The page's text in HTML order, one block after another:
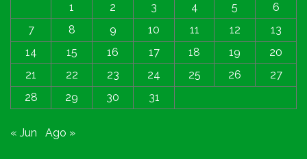
1
2 3 4 5
6
7
8 9 10 11 12
13
14
15 16 17 18 19
20
21
22 23 24 25 26
27
28
29 30 31
« Jun Ago »